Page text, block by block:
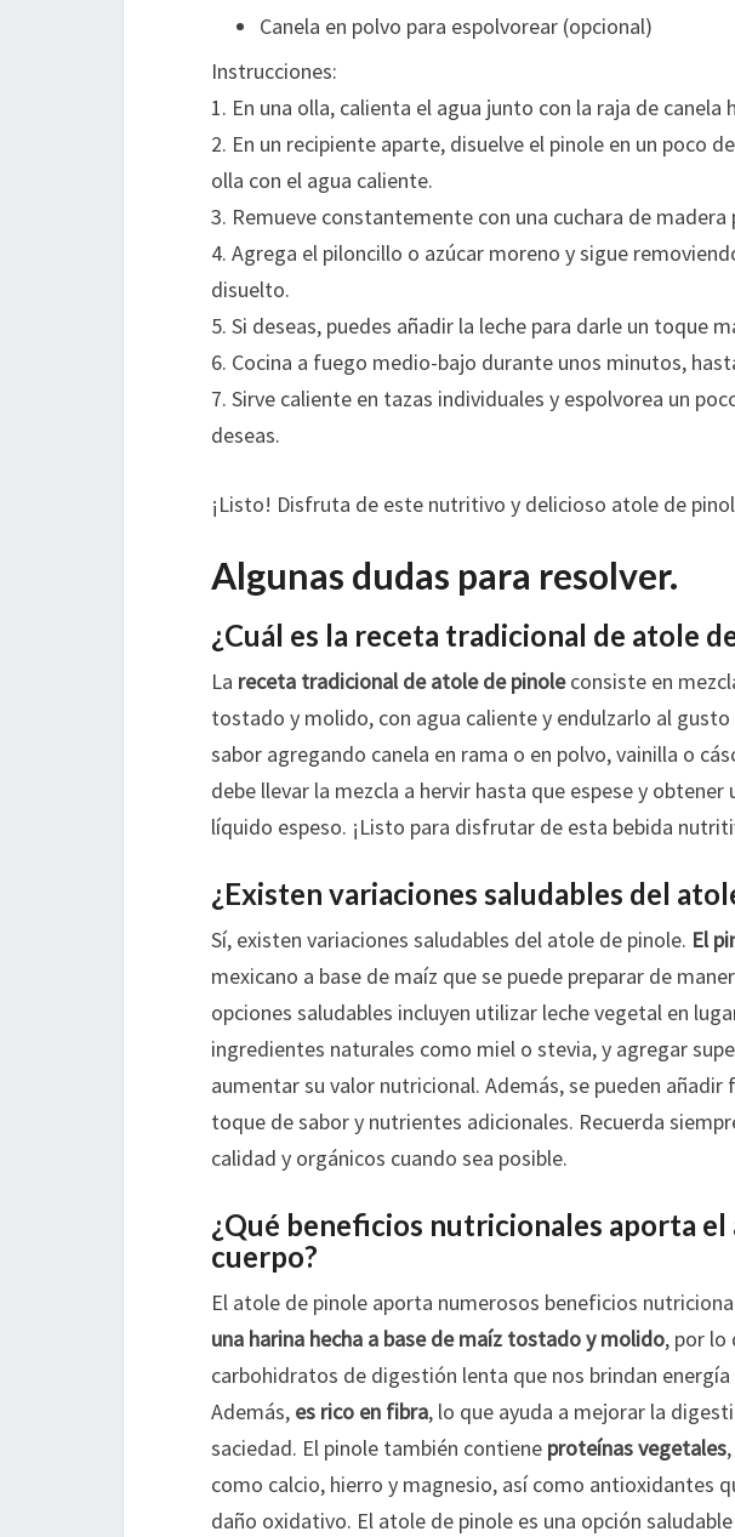
Canela en polvo para espolvorear (opcional)
Instrucciones:
1. En una olla, calienta el agua junto con la raja de canela
2. En un recipiente aparte, disuelve el pinole en un poco
olla con el agua caliente.
3. Remueve constantemente con una cuchara de
4. Agrega el piloncillo o azúcar moreno y sigue
disuelto.
5. Si deseas, puedes añadir la leche para darle un toque
6. Cocina a fuego medio-bajo durante unos minutos,
7. Sirve caliente en tazas individuales y espolvorea un
deseas.
¡Listo! Disfruta de este nutritivo y delicioso atole de
Algunas dudas para resolver.
¿Cuál es la receta tradicional de atole
La receta tradicional de atole de pinoleconsiste en
tostado y molido, con agua caliente y endulzarlo al gusto
sabor agregando canela en rama o en polvo, vainilla o
debe llevar la mezcla a hervir hasta que espese y
líquido espeso. ¡Listo para disfrutar de esta bebida
¿Existen variaciones saludables del
Sí, existen variaciones saludables del atole de pinole. El
mexicano a base de maíz que se puede preparar de
opciones saludables incluyen utilizar leche vegetal en
ingredientes naturales como miel o stevia, y agregar
aumentar su valor nutricional. Además, se pueden
toque de sabor y nutrientes adicionales. Recuerda
calidad y orgánicos cuando sea posible.
¿Qué beneficios nutricionales aporta
cuerpo?
El atole de pinole aporta numerosos beneficios
una harina hecha a base de maíz tostado y molido, por lo
carbohidratos de digestión lenta que nos brindan
Además, es rico en fibra, lo que ayuda a mejorar la
saciedad. El pinole también contiene proteínas vegetales
como calcio, hierro y magnesio, así como antioxidantes
daño oxidativo. El atole de pinole es una opción